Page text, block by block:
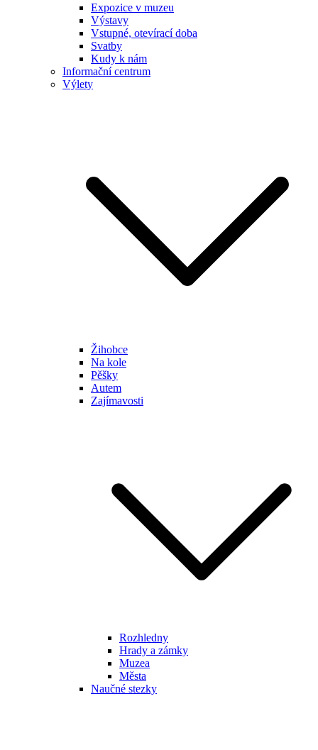
Expozice v muzeu
Výstavy
Vstupné, otevírací doba
Svatby
Kudy k nám
Informační centrum
Výlety
Žihobce
Na kole
Pěšky
Autem
Zajímavosti
Rozhledny
Hrady a zámky
Muzea
Města
Naučné stezky